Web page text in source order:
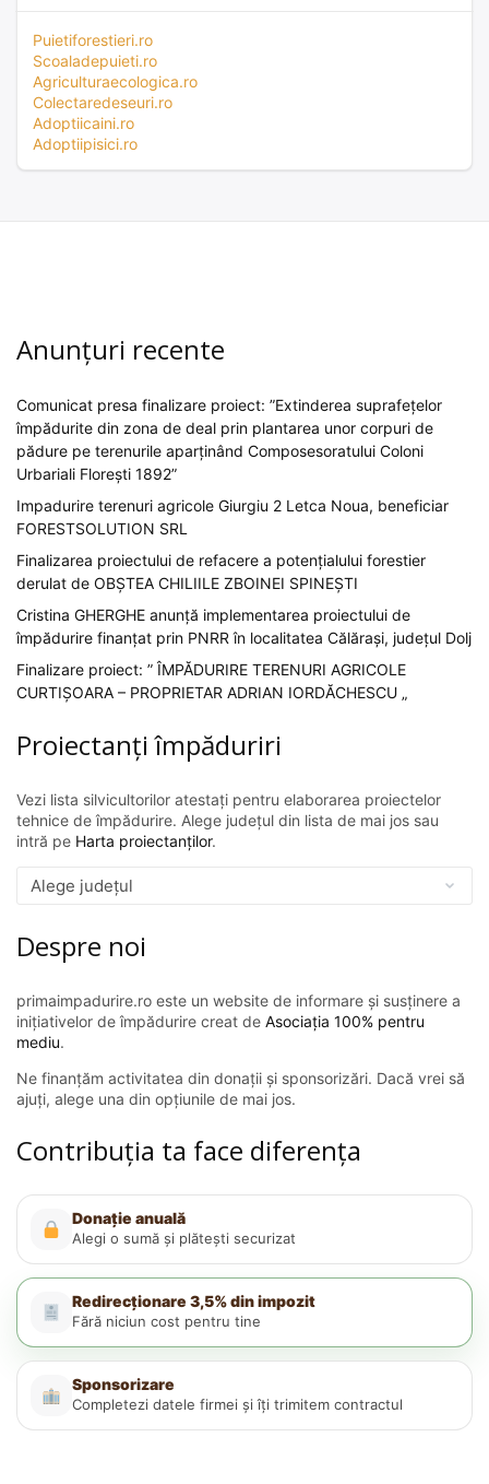
Puietiforestieri.ro
Scoaladepuieti.ro
Agriculturaecologica.ro
Colectaredeseuri.ro
Adoptiicaini.ro
Adoptiipisici.ro
Anunțuri recente
Comunicat presa finalizare proiect: ”Extinderea suprafețelor
împădurite din zona de deal prin plantarea unor corpuri de
pădure pe terenurile aparținând Composesoratului Coloni
Urbariali Florești 1892”
Impadurire terenuri agricole Giurgiu 2 Letca Noua, beneficiar
FORESTSOLUTION SRL
Finalizarea proiectului de refacere a potențialului forestier
derulat de OBȘTEA CHILIILE ZBOINEI SPINEȘTI
Cristina GHERGHE anunță implementarea proiectului de
împădurire finanțat prin PNRR în localitatea Călărași, județul Dolj
Finalizare proiect: ” ÎMPĂDURIRE TERENURI AGRICOLE
CURTIȘOARA – PROPRIETAR ADRIAN IORDĂCHESCU „
Proiectanți împăduriri
Vezi lista silvicultorilor atestați pentru elaborarea proiectelor
tehnice de împădurire. Alege județul din lista de mai jos sau
intră pe Harta proiectanților.
Despre noi
primaimpadurire.ro este un website de informare și susținere a
inițiativelor de împădurire creat de Asociația 100% pentru
mediu.
Ne finanțăm activitatea din donații și sponsorizări. Dacă vrei să
ajuți, alege una din opțiunile de mai jos.
Contribuția ta face diferența
Donație anuală
Alegi o sumă și plătești securizat
Redirecționare 3,5% din impozit
Fără niciun cost pentru tine
Sponsorizare
Completezi datele firmei și îți trimitem contractul